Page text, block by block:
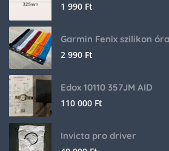
1 990 Ft
Garmin Fenix szilikon
2 990 Ft
Edox 10110 357JM AID
110 000 Ft
Invicta pro driver